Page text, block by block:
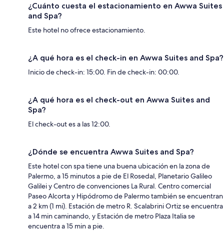
¿Cuánto cuesta el estacionamiento en Awwa Suites
and Spa?
Este hotel no ofrece estacionamiento.
¿A qué hora es el check-in en Awwa Suites and Spa?
Inicio de check-in: 15:00. Fin de check-in: 00:00.
¿A qué hora es el check-out en Awwa Suites and
Spa?
El check-out es a las 12:00.
¿Dónde se encuentra Awwa Suites and Spa?
Este hotel con spa tiene una buena ubicación en la zona de
Palermo, a 15 minutos a pie de El Rosedal, Planetario Galileo
Galilei y Centro de convenciones La Rural. Centro comercial
Paseo Alcorta y Hipódromo de Palermo también se encuentran
a 2 km (1 mi). Estación de metro R. Scalabrini Ortiz se encuentra
a 14 min caminando, y Estación de metro Plaza Italia se
encuentra a 15 min a pie.